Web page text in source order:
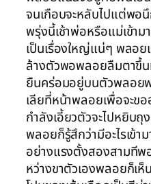
จนเกือบจะหลับไปแต่พอ
พรุ่งนี้เช้าพ่อหรือแม่เข้า
เป็นเรื่องใหญ่แน่ๆ พลอย
ล้างตัวพอพลอยลืมตาขึ้
ยืนคร่อมอยู่บนตัวพลอยพ
เลียที่หน้าพลอยเพื่อจะ
กำลังเอี้ยวตัวจะไปหยิบ
พลอยก็รู้สึกว่ามีอะไรเข้
อย่างแรงตั้งสองสามที
หว่างขาตัวเองพลอยก็เ